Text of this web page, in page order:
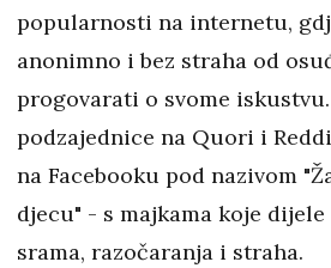
popularnosti na internetu,
anonimno i bez straha od
progovarati o svome
podzajednice na Quori i
na Facebooku pod nazivom
djecu" - s majkama koje
srama, razočaranja i straha.